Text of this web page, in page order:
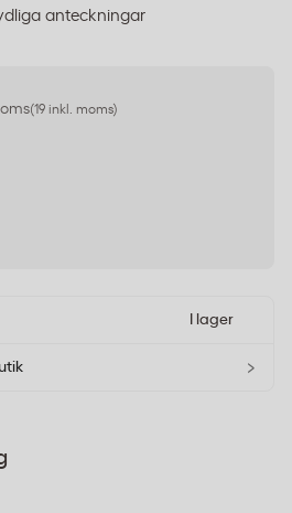
anteckningar
(19 inkl. moms)
I lager
›